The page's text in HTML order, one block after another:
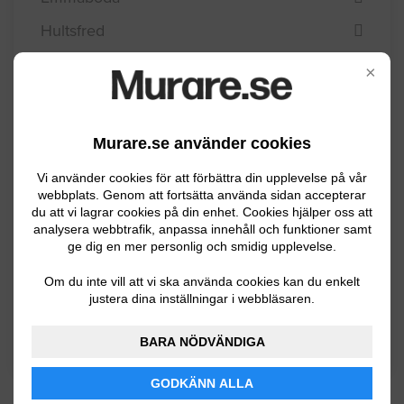
×
Murare.se använder cookies
Vi använder cookies för att förbättra din upplevelse på vår
webbplats. Genom att fortsätta använda sidan accepterar
du att vi lagrar cookies på din enhet. Cookies hjälper oss att
analysera webbtrafik, anpassa innehåll och funktioner samt
ge dig en mer personlig och smidig upplevelse.
Om du inte vill att vi ska använda cookies kan du enkelt
justera dina inställningar i webbläsaren.
BARA NÖDVÄNDIGA
GODKÄNN ALLA
Hultsfred
Nybro
Oskarshamn
Vimmerby